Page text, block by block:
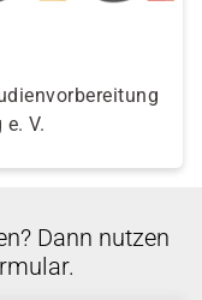
V.
Dann nutzen